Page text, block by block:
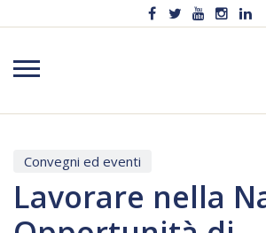
Convegni ed eventi
Lavorare nella